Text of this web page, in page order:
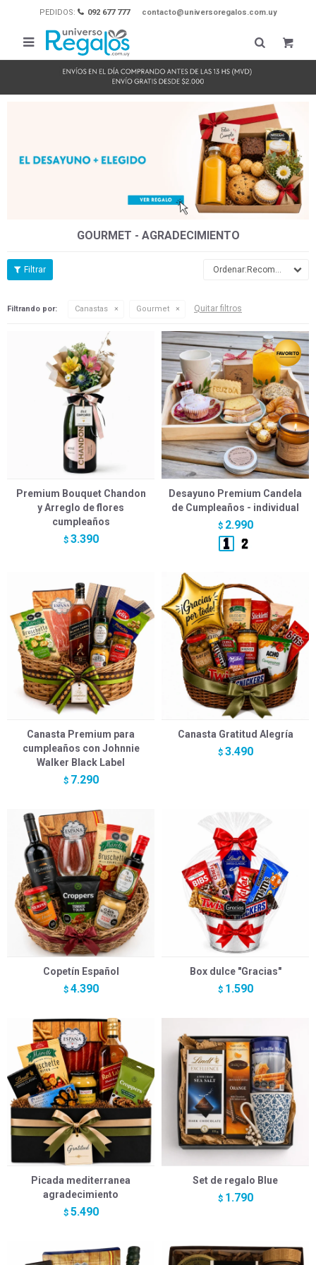
PEDIDOS: 092 677 777 contacto@universoregalos.com.uy

GOURMET - AGRADECIMIENTO
Recomendados
Filtrando por: Canastas Gourmet Quitar filtros
Premium Bouquet Chandon
y Arreglo de flores
cumpleaños
$ 3.390
Desayuno Premium Candela
de Cumpleaños - individual
$ 2.990
Canasta Premium para
cumpleaños con Johnnie
Walker Black Label
$ 7.290
Canasta Gratitud Alegría
$ 3.490
Copetín Español
$ 4.390
Box dulce "Gracias"
$ 1.590
Picada mediterranea
agradecimiento
$ 5.490
Set de regalo Blue
$ 1.790